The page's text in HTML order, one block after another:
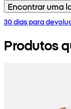
Encontrar uma
30 dias para
Produtos